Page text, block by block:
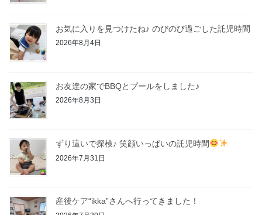
お気に入りを見つけたね♪ のびのび過ごした託児時間
2026年8月4日
お友達の家でBBQとプールをしました♪
2026年8月3日
ずり這いで探検♪ 笑顔いっぱいの託児時間
2026年7月31日
産後ケア“ikka”さんへ行ってきました！